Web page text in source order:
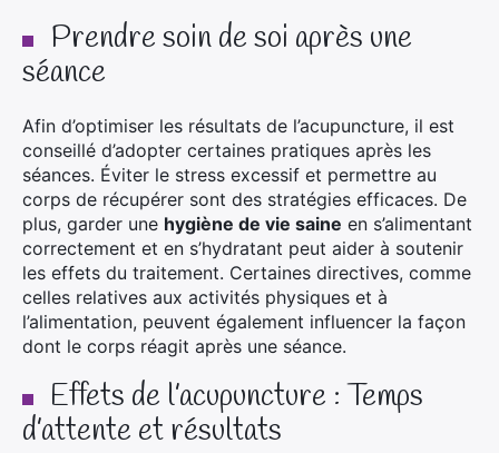
Prendre soin de soi après une
séance
Afin d’optimiser les résultats de l’acupuncture, il est
conseillé d’adopter certaines pratiques après les
séances. Éviter le stress excessif et permettre au
corps de récupérer sont des stratégies efficaces. De
plus, garder une hygiène de vie saine en s’alimentant
correctement et en s’hydratant peut aider à soutenir
les effets du traitement. Certaines directives, comme
celles relatives aux activités physiques et à
l’alimentation, peuvent également influencer la façon
dont le corps réagit après une séance.
Effets de l’acupuncture : Temps
d’attente et résultats